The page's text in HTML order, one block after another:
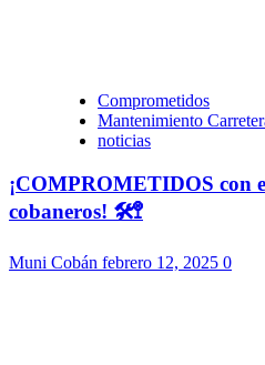
Comprometidos
Mantenimiento
noticias
¡COMPROMETIDOS con
cobaneros! 🛠️🚏
Muni Cobán febrero 12, 2025 0